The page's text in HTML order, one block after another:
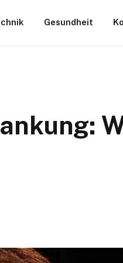
Gesundheit